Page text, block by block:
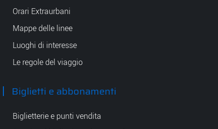
Orari Extraurbani
Mappe delle linee
Luoghi di interesse
Le regole del viaggio
Biglietti e abbonamenti
Biglietterie e punti vendita